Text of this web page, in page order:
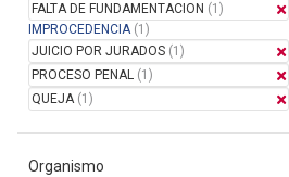
FALTA DE FUNDAMENTACION (1)
IMPROCEDENCIA(1)
JUICIO POR JURADOS (1)
PROCESO PENAL (1)
QUEJA(1)
Organismo